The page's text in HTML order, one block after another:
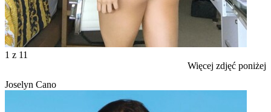
1 z 11
Więcej zdjęć poniżej
Joselyn Cano